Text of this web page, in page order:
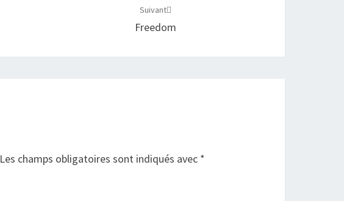
Suivant
Freedom
Les champs obligatoires sont indiqués avec *